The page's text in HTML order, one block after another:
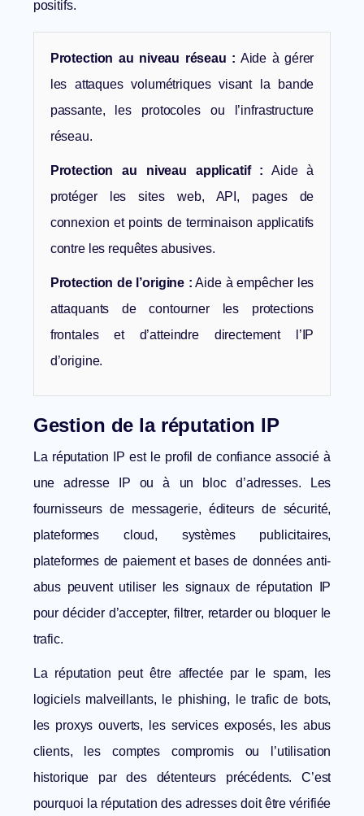
positifs.
Protection au niveau réseau : Aide à gérer
les attaques volumétriques visant la bande
passante, les protocoles ou l’infrastructure
réseau.
Protection au niveau applicatif : Aide à
protéger les sites web, API, pages de
connexion et points de terminaison applicatifs
contre les requêtes abusives.
Protection de l’origine : Aide à empêcher les
attaquants de contourner les protections
frontales et d’atteindre directement l’IP
d’origine.
Gestion de la réputation IP
La réputation IP est le profil de confiance associé à
une adresse IP ou à un bloc d’adresses. Les
fournisseurs de messagerie, éditeurs de sécurité,
plateformes cloud, systèmes publicitaires,
plateformes de paiement et bases de données anti-
abus peuvent utiliser les signaux de réputation IP
pour décider d’accepter, filtrer, retarder ou bloquer le
trafic.
La réputation peut être affectée par le spam, les
logiciels malveillants, le phishing, le trafic de bots,
les proxys ouverts, les services exposés, les abus
clients, les comptes compromis ou l’utilisation
historique par des détenteurs précédents. C’est
pourquoi la réputation des adresses doit être vérifiée